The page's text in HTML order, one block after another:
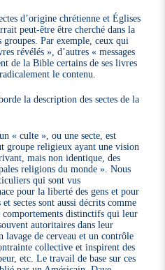
d’origine chrétienne et Églises
peut-être être cherché dans la
groupes. Par exemple, ceux qui
révélés », d’autres « messages
de la Bible certains de ses livres
le contenu.
la description des sectes de la
« culte », ou une secte, est
groupe religieux ayant une vision
mais non identique, des
religions du monde ». Nous
qui sont vus
pour la liberté des gens et pour
sectes sont aussi décrits comme
comportements distinctifs qui leur
autoritaires dans leur
de cerveau et un contrôle
collective et inspirent des
etc. Le travail de base sur ces